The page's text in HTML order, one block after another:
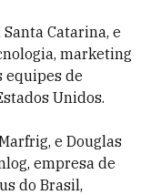
Catarina, e
marketing
equipes de
Unidos.
e Douglas
empresa de
do Brasil,